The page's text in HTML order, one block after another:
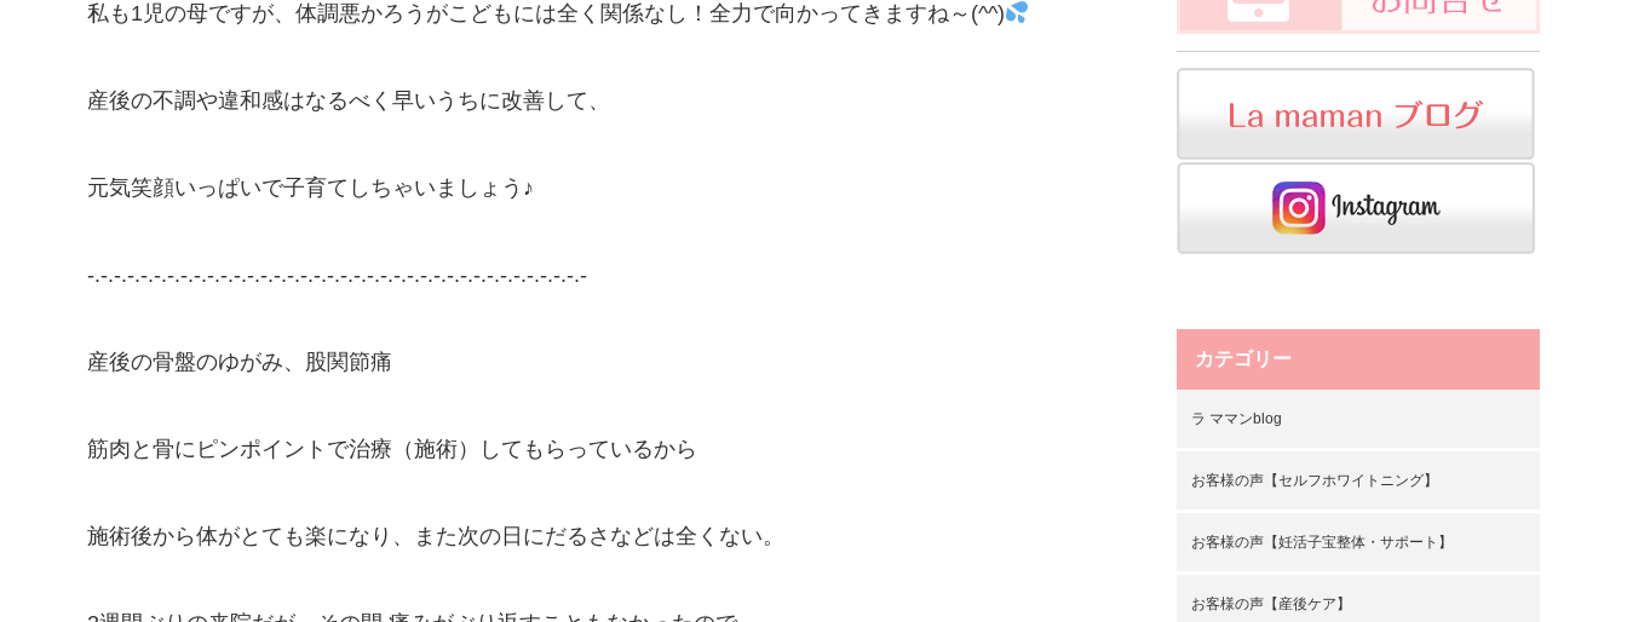
私も1児の母ですが、体調悪かろうがこどもには全く関係なし！全力で向かってきますね～(^^)
産後の不調や違和感はなるべく早いうちに改善して、
元気笑顔いっぱいで子育てしちゃいましょう♪
-.-.-.-.-.-.-.-.-.-.-.-.-.-.-.-.-.-.-.-.-.-.-.-.-.-.-.-.-.-.-.-.-.-.-.-.-.-
産後の骨盤のゆがみ、股関節痛
筋肉と骨にピンポイントで治療（施術）してもらっているから
施術後から体がとても楽になり、また次の日にだるさなどは全くない。
カテゴリー
ラ ママンblog
お客様の声【セルフホワイトニング】
お客様の声【妊活子宝整体・サポート】
お客様の声【産後ケア】